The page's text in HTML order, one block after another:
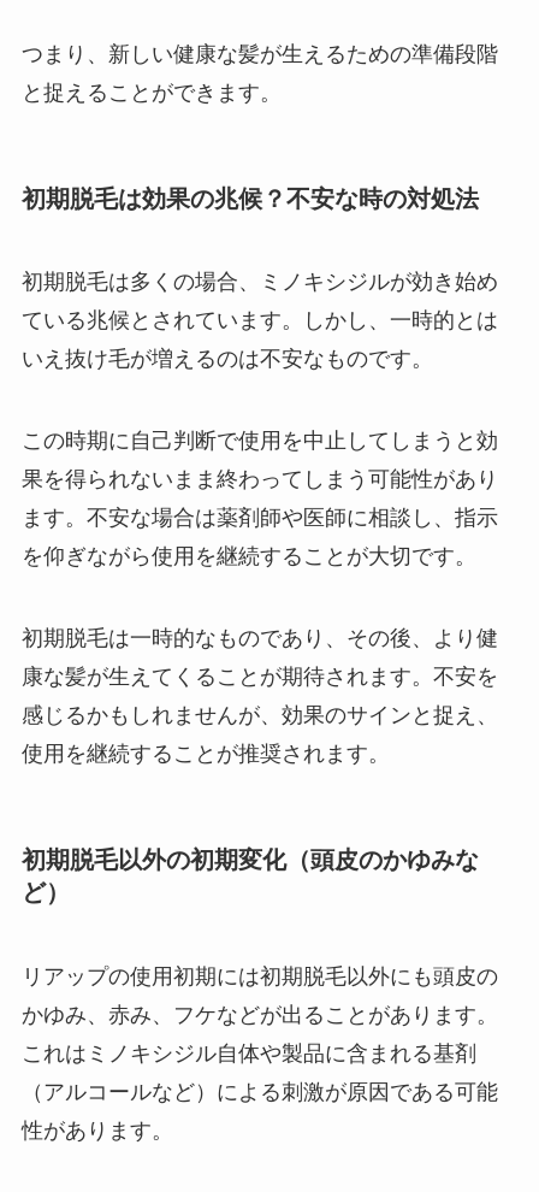
つまり、新しい健康な髪が生えるための準備段階
と捉えることができます。
初期脱毛は効果の兆候？不安な時の対処法
初期脱毛は多くの場合、ミノキシジルが効き始め
ている兆候とされています。しかし、一時的とは
いえ抜け毛が増えるのは不安なものです。
この時期に自己判断で使用を中止してしまうと効
果を得られないまま終わってしまう可能性があり
ます。不安な場合は薬剤師や医師に相談し、指示
を仰ぎながら使用を継続することが大切です。
初期脱毛は一時的なものであり、その後、より健
康な髪が生えてくることが期待されます。不安を
感じるかもしれませんが、効果のサインと捉え、
使用を継続することが推奨されます。
初期脱毛以外の初期変化（頭皮のかゆみな
ど）
リアップの使用初期には初期脱毛以外にも頭皮の
かゆみ、赤み、フケなどが出ることがあります。
これはミノキシジル自体や製品に含まれる基剤
（アルコールなど）による刺激が原因である可能
性があります。